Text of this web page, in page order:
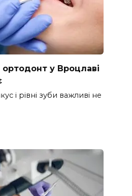
ортодонт у Вроцлаві
і рівні зуби важливі не